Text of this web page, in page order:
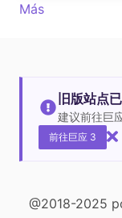
Más
旧版站点
建议前往巨
前往巨应 3
@2018-2025